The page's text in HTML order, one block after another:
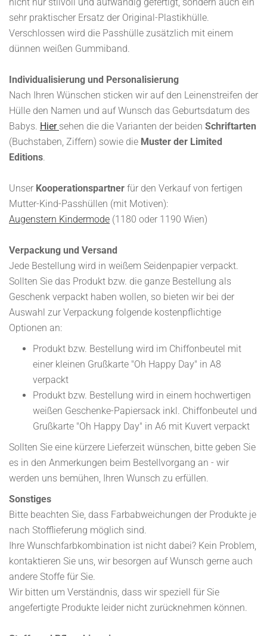
sehr praktischer Ersatz der Original-Plastikhülle.
Verschlossen wird die Passhülle zusätzlich mit einem
dünnen weißen Gummiband.
Individualisierung und Personalisierung
Nach Ihren Wünschen sticken wir auf den Leinenstreifen der
Hülle den Namen und auf Wunsch das Geburtsdatum des
Babys. Hier sehen die die Varianten der beiden Schriftarten
(Buchstaben, Ziffern) sowie die Muster der Limited
Editions.
Unser Kooperationspartner für den Verkauf von fertigen
Mutter-Kind-Passhüllen (mit Motiven):
Augenstern Kindermode (1180 oder 1190 Wien)
Verpackung und Versand
Jede Bestellung wird in weißem Seidenpapier verpackt.
Sollten Sie das Produkt bzw. die ganze Bestellung als
Geschenk verpackt haben wollen, so bieten wir bei der
Auswahl zur Verpackung folgende kostenpflichtige
Optionen an:
Produkt bzw. Bestellung wird im Chiffonbeutel mit
einer kleinen Grußkarte "Oh Happy Day" in A8
verpackt
Produkt bzw. Bestellung wird in einem hochwertigen
weißen Geschenke-Papiersack inkl. Chiffonbeutel und
Grußkarte "Oh Happy Day" in A6 mit Kuvert verpackt
Sollten Sie eine kürzere Lieferzeit wünschen, bitte geben Sie
es in den Anmerkungen beim Bestellvorgang an - wir
werden uns bemühen, Ihren Wunsch zu erfüllen.
Sonstiges
Bitte beachten Sie, dass Farbabweichungen der Produkte je
nach Stofflieferung möglich sind.
Ihre Wunschfarbkombination ist nicht dabei? Kein Problem,
kontaktieren Sie uns, wir besorgen auf Wunsch gerne auch
andere Stoffe für Sie.
Wir bitten um Verständnis, dass wir speziell für Sie
angefertigte Produkte leider nicht zurücknehmen können.